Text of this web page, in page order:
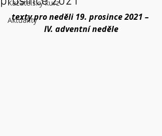
Kazatelský kurz
Aktuality
texty pro neděli 19. prosince 2021 –
IV. adventní neděle